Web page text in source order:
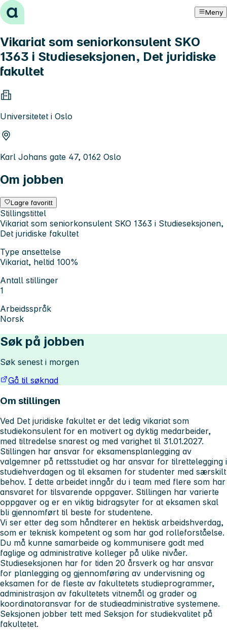
Hopp til innhold Meny
Vikariat som seniorkonsulent SKO
1363 i Studieseksjonen, Det juridiske
fakultet
Universitetet i Oslo
Karl Johans gate 47, 0162 Oslo
Om jobben
Lagre favoritt
Stillingstittel
Vikariat som seniorkonsulent SKO 1363 i Studieseksjonen,
Det juridiske fakultet
Type ansettelse
Vikariat, heltid 100%
Antall stillinger
1
Arbeidsspråk
Norsk
Søk på jobben
Søk senest i morgen
Gå til søknad
Om stillingen
Ved Det juridiske fakultet er det ledig vikariat som
studiekonsulent for en motivert og dyktig medarbeider,
med tiltredelse snarest og med varighet til 31.01.2027.
Stillingen har ansvar for eksamensplanlegging av
valgemner på rettsstudiet og har ansvar for tilrettelegging i
studiehverdagen og til eksamen for studenter med særskilt
behov. I dette arbeidet inngår du i team med flere som har
ansvaret for tilsvarende oppgaver. Stillingen har varierte
oppgaver og er en viktig bidragsyter for at eksamen skal
bli gjennomført til beste for studentene.
Vi ser etter deg som håndterer en hektisk arbeidshverdag,
som er teknisk kompetent og som har god rolleforståelse.
Du må kunne samarbeide og kommunisere godt med
faglige og administrative kolleger på ulike nivåer.
Studieseksjonen har for tiden 20 årsverk og har ansvar
for planlegging og gjennomføring av undervisning og
eksamen for de fleste av fakultetets studieprogrammer,
administrasjon av fakultetets vitnemål og grader og
koordinatoransvar for de studieadministrative systemene.
Seksjonen jobber tett med Seksjon for studiekvalitet på
fakultetet.